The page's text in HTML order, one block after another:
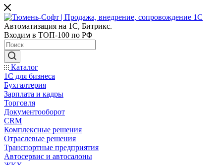
Автоматизация на 1С, Битрикс.
Входим в ТОП-100 по РФ
Каталог
1С для бизнеса
Бухгалтерия
Зарплата и кадры
Торговля
Документооборот
CRM
Комплексные решения
Отраслевые решения
Транспортные предприятия
Автосервис и автосалоны